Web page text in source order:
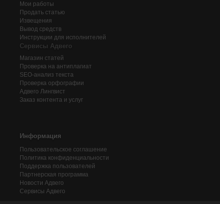
Мои работы
Продать статью
Извещения
Вывод средств
Инструкции для исполнителей
Сервисы Адвего
Магазин статей
Проверка на антиплагиат
SEO-анализ текста
Проверка орфографии
Адвего Лингвист
Заказ контента и услуг
Информация
Пользовательское соглашение
Политика конфиденциальности
Поддержка пользователей
Партнерская программа
Новости Адвего
Сервисы Адвего